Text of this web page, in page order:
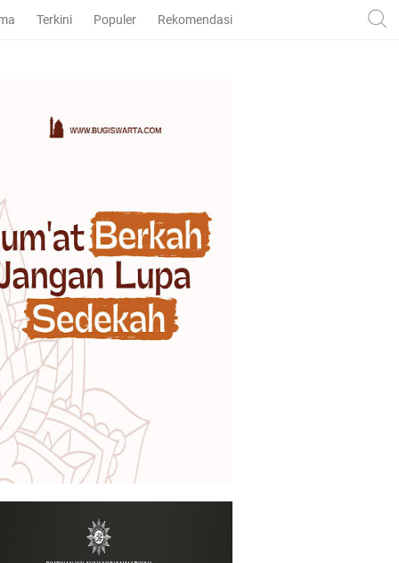
Terkini Populer Rekomendasi